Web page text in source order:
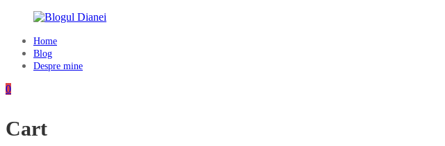
content
Blogul
Dianei
Blognotes
călătorii
și
Home
Blog
Despre mine
0
Cart